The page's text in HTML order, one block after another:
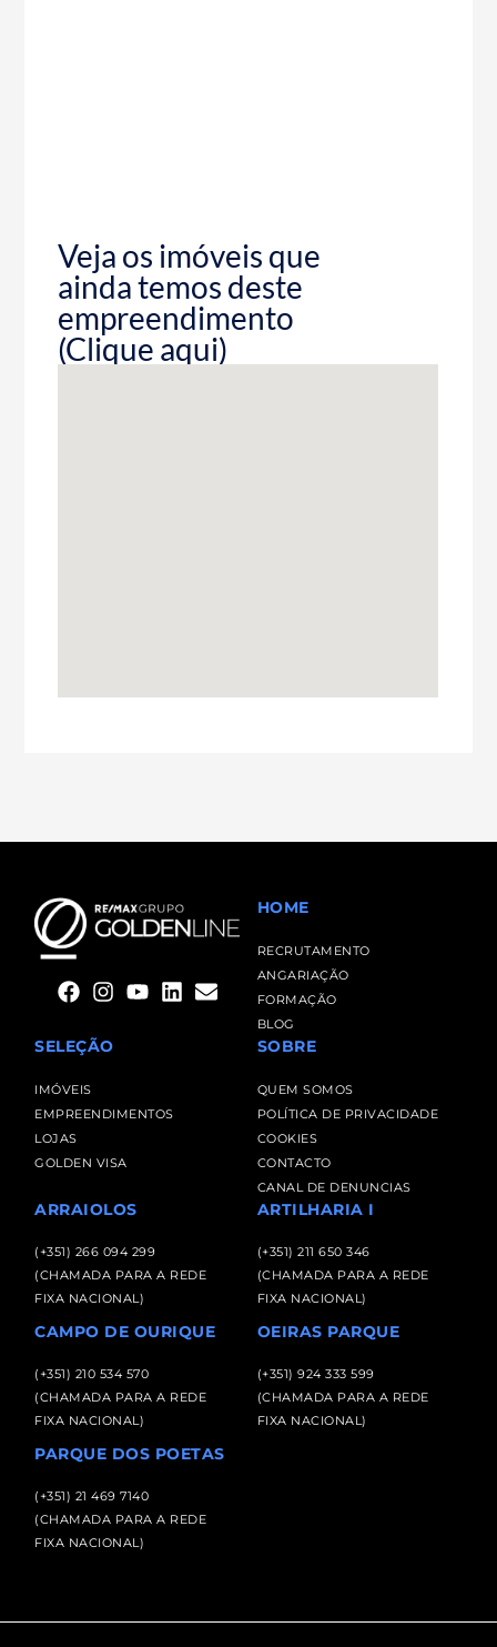
Veja os imóveis que
ainda temos deste
empreendimento
(Clique aqui)
HOME
RECRUTAMENTO
ANGARIAÇÃO
FORMAÇÃO
BLOG
SELEÇÃO
IMÓVEIS
EMPREENDIMENTOS
LOJAS
GOLDEN VISA
SOBRE
QUEM SOMOS
POLÍTICA DE PRIVACIDADE
COOKIES
CONTACTO
CANAL DE DENUNCIAS
ARRAIOLOS
(+351) 266 094 299
(CHAMADA PARA A REDE
FIXA NACIONAL)
ARTILHARIA I
(+351) 211 650 346
(CHAMADA PARA A REDE
FIXA NACIONAL)
CAMPO DE OURIQUE
(+351) 210 534 570
(CHAMADA PARA A REDE
FIXA NACIONAL)
OEIRAS PARQUE
(+351) 924 333 599
(CHAMADA PARA A REDE
FIXA NACIONAL)
PARQUE DOS POETAS
(+351) 21 469 7140
(CHAMADA PARA A REDE
FIXA NACIONAL)